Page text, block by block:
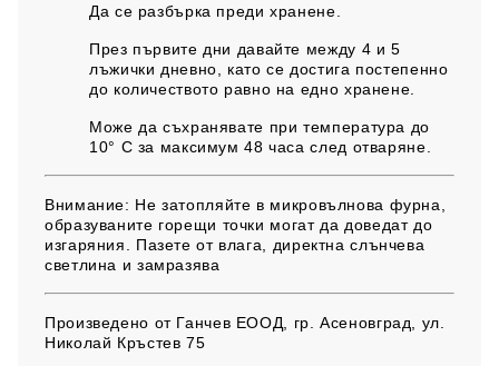
Да се разбърка преди хранене.
През първите дни давайте между 4 и 5
лъжички дневно, като се достига постепенно
до количеството равно на едно хранене.
Може да съхранявате при температура до
10° С за максимум 48 часа след отваряне.
Внимание: Не затопляйте в микровълнова фурна,
образуваните горещи точки могат да доведат до
изгаряния. Пазете от влага, директна слънчева
светлина и замразява
Произведено от Ганчев ЕООД, гр. Асеновград, ул.
Николай Кръстев 75